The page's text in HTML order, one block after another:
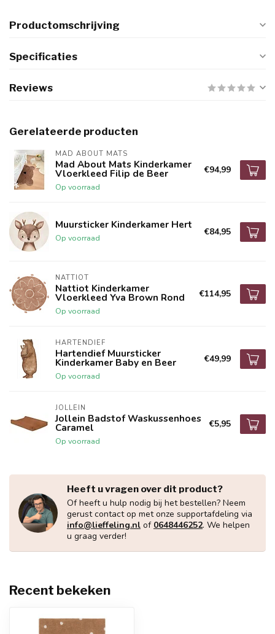
Productomschrijving
Specificaties
Reviews
Gerelateerde producten
MAD ABOUT MATS
Mad About Mats Kinderkamer
Vloerkleed Filip de Beer
Op voorraad
€94,99
Muursticker Kinderkamer Hert
Op voorraad
€84,95
NATTIOT
Nattiot Kinderkamer
Vloerkleed Yva Brown Rond
Op voorraad
€114,95
HARTENDIEF
Hartendief Muursticker
Kinderkamer Baby en Beer
Op voorraad
€49,99
JOLLEIN
Jollein Badstof Waskussenhoes
Caramel
Op voorraad
€5,95
Heeft u vragen over dit product?
Of heeft u hulp nodig bij het bestellen? Neem
gerust contact op met onze supportafdeling via
info@lieffeling.nl of 0648446252. We helpen
u graag verder!
Recent bekeken